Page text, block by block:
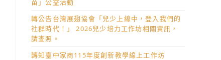
苗」公益活動
轉公告台灣展翅協會「兒少上線中，登入我們的
社群時代！」 2026兒少培力工作坊相關資訊，
請查照。
轉知臺中家商115年度創新教學線上工作坊